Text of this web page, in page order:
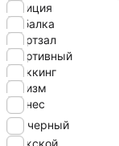
полиция
рыбалка
спортзал
спортивный
треккинг
туризм
фитнес
черный
Мужской